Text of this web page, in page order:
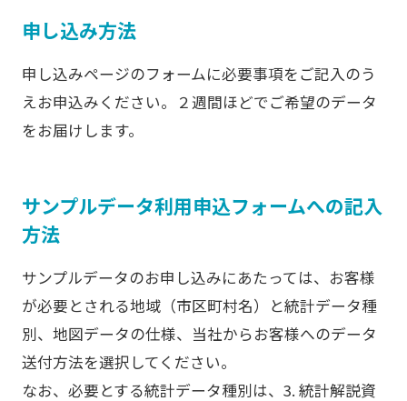
申し込み方法
申し込みページのフォームに必要事項をご記入のう
えお申込みください。２週間ほどでご希望のデータ
をお届けします。
サンプルデータ利用申込フォームへの記入
方法
サンプルデータのお申し込みにあたっては、お客様
が必要とされる地域（市区町村名）と統計データ種
別、地図データの仕様、当社からお客様へのデータ
送付方法を選択してください。
なお、必要とする統計データ種別は、3. 統計解説資